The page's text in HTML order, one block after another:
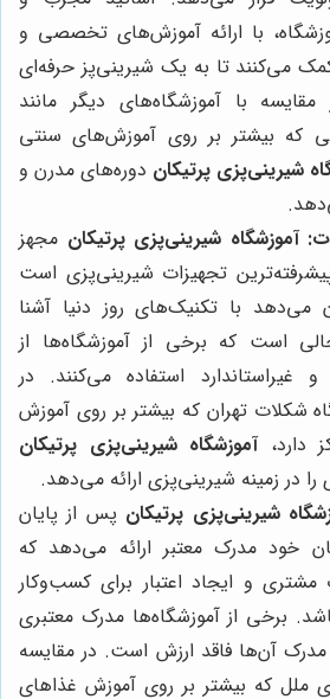
با ارائه آموزش‌های تخصصی و
می‌کنند تا به یک شیرینی‌پز حرفه‌ای
با آموزشگاه‌های دیگر مانند
که بیشتر بر روی آموزش‌های سنتی
شیرینی‌پزی پرتیکان دوره‌های مدرن و
آموزشگاه شیرینی‌پزی پرتیکان مجهز
تجهیزات شیرینی‌پزی است
می‌دهد با تکنیک‌های روز دنیا آشنا
است که برخی از آموزشگاه‌ها از
غیراستاندارد استفاده می‌کنند. در
شکلات تهران که بیشتر بر روی آموزش
دارد،آموزشگاه شیرینی‌پزی پرتیکان
در زمینه شیرینی‌پزی ارائه می‌دهد.
شیرینی‌پزی پرتیکان پس از پایان
خود مدرک معتبر ارائه می‌دهد که
و ایجاد اعتبار برای کسب‌وکار
برخی از آموزشگاه‌ها مدرک معتبری
مدرک آن‌ها فاقد ارزش است. در مقایسه
ملل که بیشتر بر روی آموزش غذاهای